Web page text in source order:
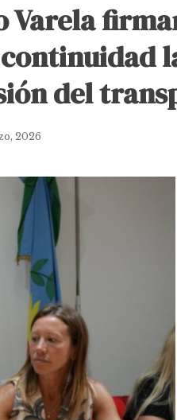
Varela
del
2026